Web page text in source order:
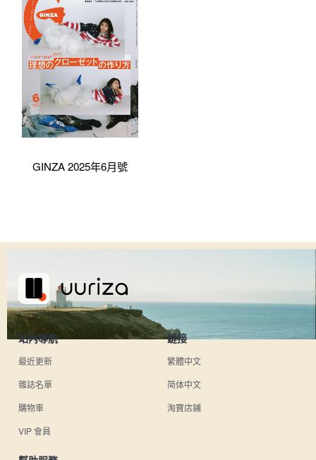
GINZA 2025年6月號
站內導航
最近更新
雜誌名單
購物車
VIP 會員
鏈接
繁體中文
简体中文
淘寶店鋪